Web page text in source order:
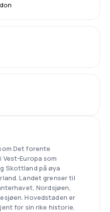
Det forente
Europa som
Skottland på øya
Landet grenser til
Nordsjøen,
Hovedstaden er
for sin rike historie,